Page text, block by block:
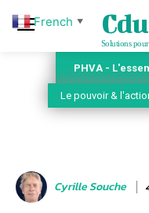
Solutions
PHVA -
Le pouvoir &
Cyrille Souche
French ▼